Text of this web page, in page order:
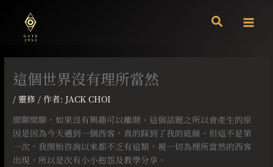
內
這個世界沒有理所當然
/靈修 / 作者: JACK CHOI
閒聊閒聊，如果沒有興趣可以離開。這個話題之所以會產生的原
因是因為今天遇到一個西客，真的踩到了我的底線。但這不是第
一次，我開始咨詢以來都不乏有這類，視一切為理所當然的西客
出現。所以是次有小小抱怨及教學分享。